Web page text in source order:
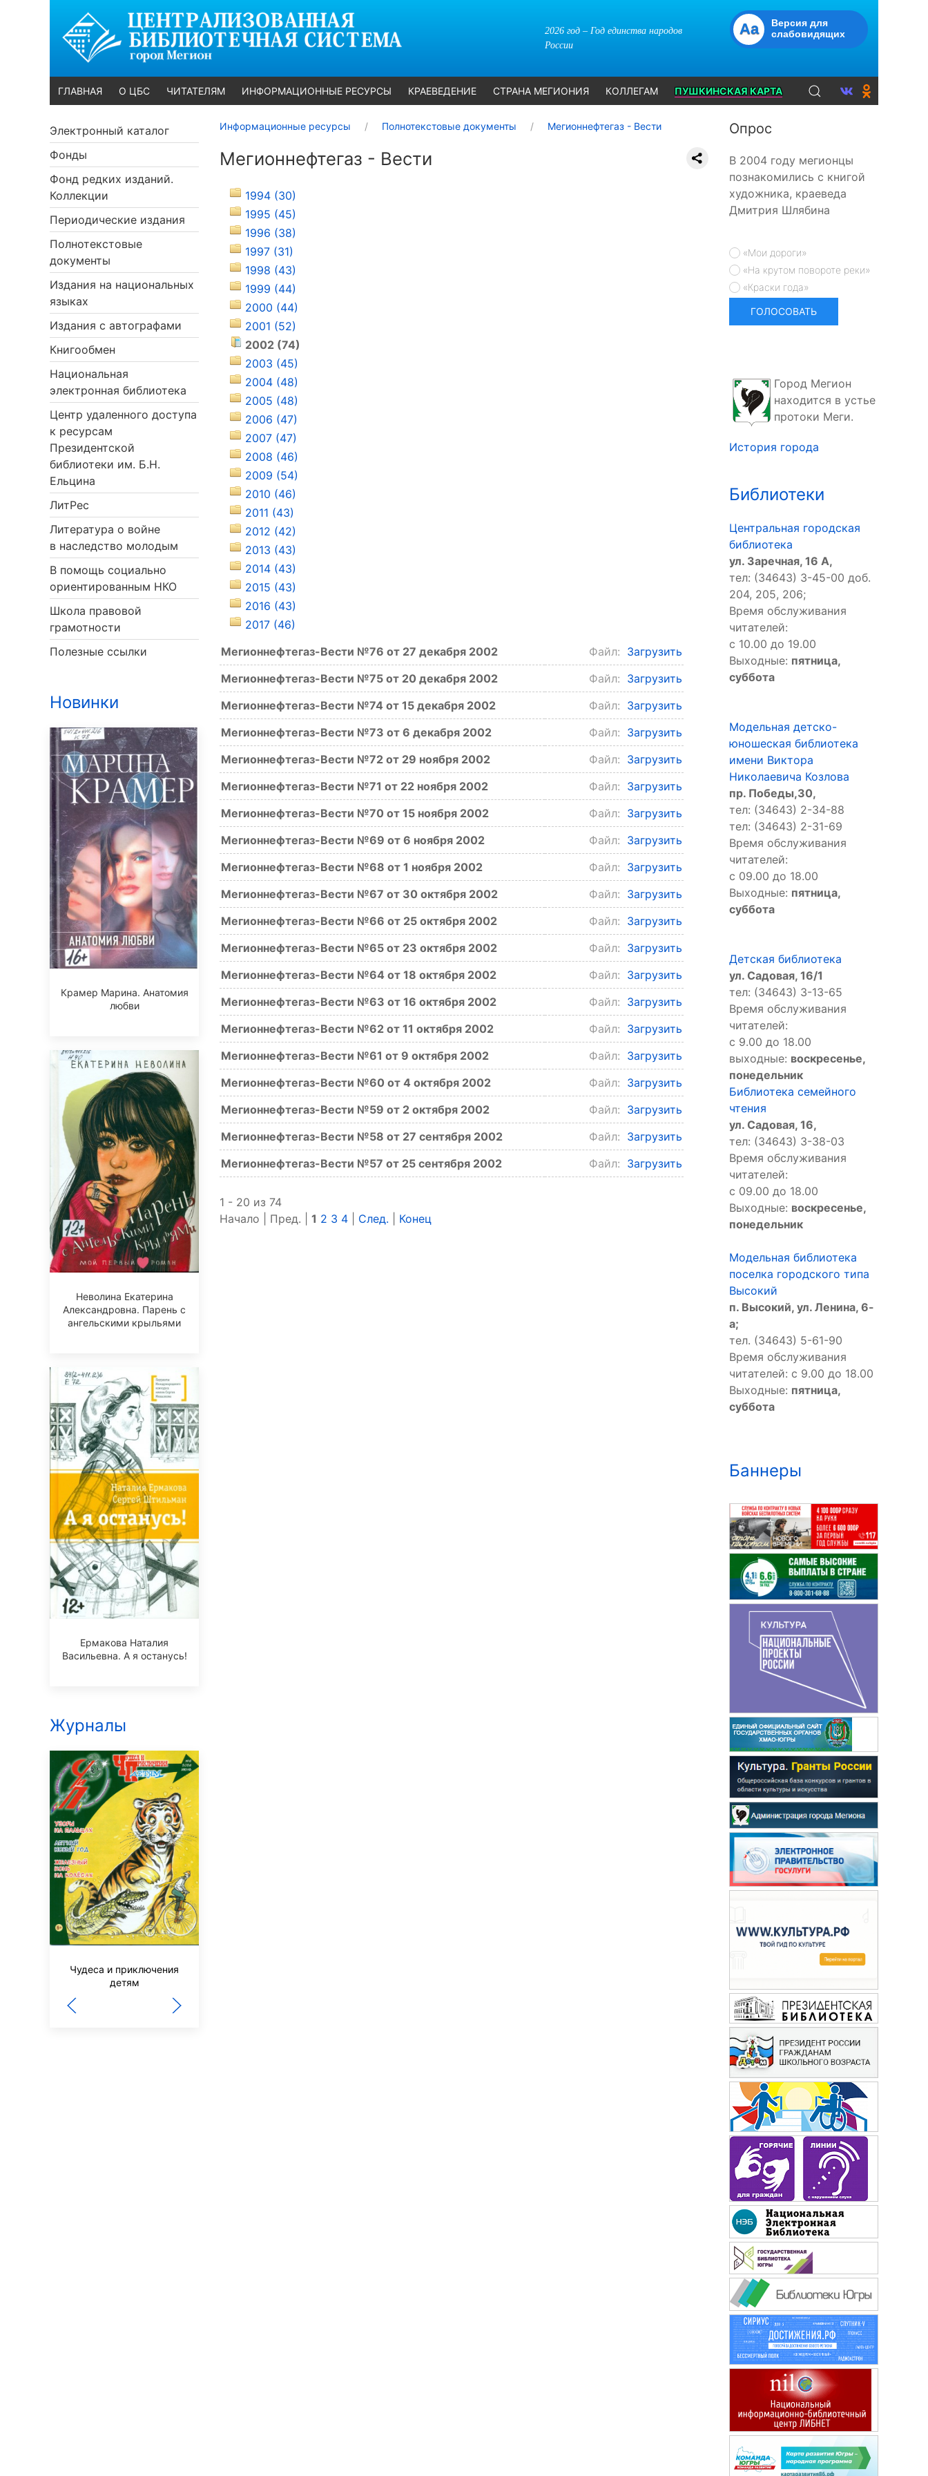
2026 год – Год единства народов
России
Aa
Версия для
слабовидящих
ГЛАВНАЯ О ЦБС ЧИТАТЕЛЯМ ИНФОРМАЦИОННЫЕ РЕСУРСЫ КРАЕВЕДЕНИЕ СТРАНА МЕГИОНИЯ КОЛЛЕГАМ ПУШКИНСКАЯ КАРТА
Электронный каталог
Фонды
Фонд редких изданий.
Коллекции
Периодические издания
Полнотекстовые
документы
Издания на национальных
языках
Издания с автографами
Книгообмен
Национальная
электронная библиотека
Центр удаленного доступа
к ресурсам
Президентской
библиотеки им. Б.Н.
Ельцина
ЛитРес
Литература о войне
в наследство молодым
В помощь социально
ориентированным НКО
Школа правовой
грамотности
Полезные ссылки
Новинки
Крамер Марина. Анатомия
любви
Неволина Екатерина
Александровна. Парень с
ангельскими крыльями
Ермакова Наталия
Васильевна. А я останусь!
Журналы
Чудеса и приключения
детям
Информационные ресурсы Полнотекстовые документы Мегионнефтегаз - Вести
Мегионнефтегаз - Вести
1994 (30)
1995 (45)
1996 (38)
1997 (31)
1998 (43)
1999 (44)
2000 (44)
2001 (52)
2002 (74)
2003 (45)
2004 (48)
2005 (48)
2006 (47)
2007 (47)
2008 (46)
2009 (54)
2010 (46)
2011 (43)
2012 (42)
2013 (43)
2014 (43)
2015 (43)
2016 (43)
2017 (46)
Мегионнефтегаз-Вести №76 от 27 декабря 2002
Файл: Загрузить
Мегионнефтегаз-Вести №75 от 20 декабря 2002
Файл: Загрузить
Мегионнефтегаз-Вести №74 от 15 декабря 2002
Файл: Загрузить
Мегионнефтегаз-Вести №73 от 6 декабря 2002
Файл: Загрузить
Мегионнефтегаз-Вести №72 от 29 ноября 2002
Файл: Загрузить
Мегионнефтегаз-Вести №71 от 22 ноября 2002
Файл: Загрузить
Мегионнефтегаз-Вести №70 от 15 ноября 2002
Файл: Загрузить
Мегионнефтегаз-Вести №69 от 6 ноября 2002
Файл: Загрузить
Мегионнефтегаз-Вести №68 от 1 ноября 2002
Файл: Загрузить
Мегионнефтегаз-Вести №67 от 30 октября 2002
Файл: Загрузить
Мегионнефтегаз-Вести №66 от 25 октября 2002
Файл: Загрузить
Мегионнефтегаз-Вести №65 от 23 октября 2002
Файл: Загрузить
Мегионнефтегаз-Вести №64 от 18 октября 2002
Файл: Загрузить
Мегионнефтегаз-Вести №63 от 16 октября 2002
Файл: Загрузить
Мегионнефтегаз-Вести №62 от 11 октября 2002
Файл: Загрузить
Мегионнефтегаз-Вести №61 от 9 октября 2002
Файл: Загрузить
Мегионнефтегаз-Вести №60 от 4 октября 2002
Файл: Загрузить
Мегионнефтегаз-Вести №59 от 2 октября 2002
Файл: Загрузить
Мегионнефтегаз-Вести №58 от 27 сентября 2002
Файл: Загрузить
Мегионнефтегаз-Вести №57 от 25 сентября 2002
Файл: Загрузить
1 - 20 из 74
Начало | Пред. | 1 2 3 4 След. Конец
Опрос
В 2004 году мегионцы
познакомились с книгой
художника, краеведа
Дмитрия Шлябина
«Мои дороги»
«На крутом повороте реки»
«Краски года»
Город Мегион
находится в устье
протоки Меги.
История города
Библиотеки
Центральная городская
библиотека
ул. Заречная, 16 А,
тел: (34643) 3-45-00 доб.
204, 205, 206;
Время обслуживания
читателей:
с 10.00 до 19.00
Выходные: пятница,
суббота
Модельная детско-
юношеская библиотека
имени Виктора
Николаевича Козлова
пр. Победы,30,
тел: (34643) 2-34-88
тел: (34643) 2-31-69
Время обслуживания
читателей:
с 09.00 до 18.00
Выходные: пятница,
суббота
Детская библиотека
ул. Садовая, 16/1
тел: (34643) 3-13-65
Время обслуживания
читателей:
с 9.00 до 18.00
выходные: воскресенье,
понедельник
Библиотека семейного
чтения
ул. Садовая, 16,
тел: (34643) 3-38-03
Время обслуживания
читателей:
с 09.00 до 18.00
Выходные: воскресенье,
понедельник
Модельная библиотека
поселка городского типа
Высокий
п. Высокий, ул. Ленина, 6-
а;
тел. (34643) 5-61-90
Время обслуживания
читателей: с 9.00 до 18.00
Выходные: пятница,
суббота
Баннеры